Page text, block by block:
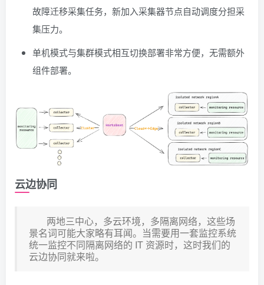
故障迁移采集任务，新加入采集器节点自动调度分担采
集压力。
单机模式与集群模式相互切换部署非常方便，无需额外
组件部署。
云边协同
两地三中心，多云环境，多隔离网络，这些场
景名词可能大家略有耳闻。当需要用一套监控系统
统一监控不同隔离网络的 IT 资源时，这时我们的
云边协同就来啦。